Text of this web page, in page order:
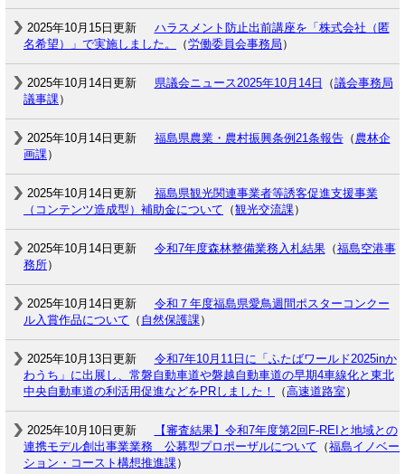
2025年10月15日更新
ハラスメント防止出前講座を「株式会社（匿
名希望）」で実施しました。
（労働委員会事務局 ）
2025年10月14日更新 県議会ニュース2025年10月14日 （議会事務局
議事課）
2025年10月14日更新 福島県農業・農村振興条例21条報告（ 農林企
画課）
2025年10月14日更新
福島県観光関連事業者等誘客促進支援事業
（コンテンツ造成型）補助金について （観光交流課）
2025年10月14日更新 令和7年度森林整備業務入札結果（福島空港事
務所）
2025年10月14日更新
令和７年度福島県愛鳥週間ポスターコンクー
ル入賞作品について （ 自然保護課）
2025年10月13日更新
令和7年10月11日に「ふたばワールド2025inか
わうち」に出展し、常磐自動車道や磐越自動車道の早期4車線化と東北
中央自動車道の利活用促進などをPRしました！
（高速道路室 ）
2025年10月10日更新
【審査結果】令和7年度第2回F-REIと地域との
連携モデル創出事業業務 公募型プロポーザルについて （福島イノベー
ション・コースト構想推進課）